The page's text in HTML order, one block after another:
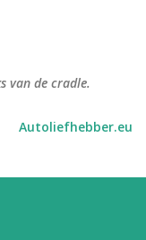
van de cradle.
Autoliefhebber.eu